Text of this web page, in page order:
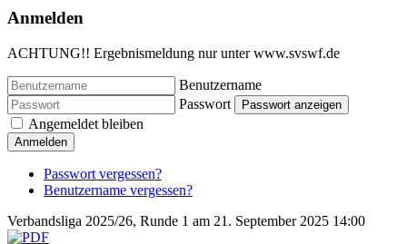
Anmelden
ACHTUNG!! Ergebnismeldung nur unter www.svswf.de
Benutzername
Passwort
Passwort anzeigen
Angemeldet bleiben
Anmelden
Passwort vergessen?
Benutzername vergessen?
Verbandsliga 2025/26, Runde 1 am 21. September 2025 14:00